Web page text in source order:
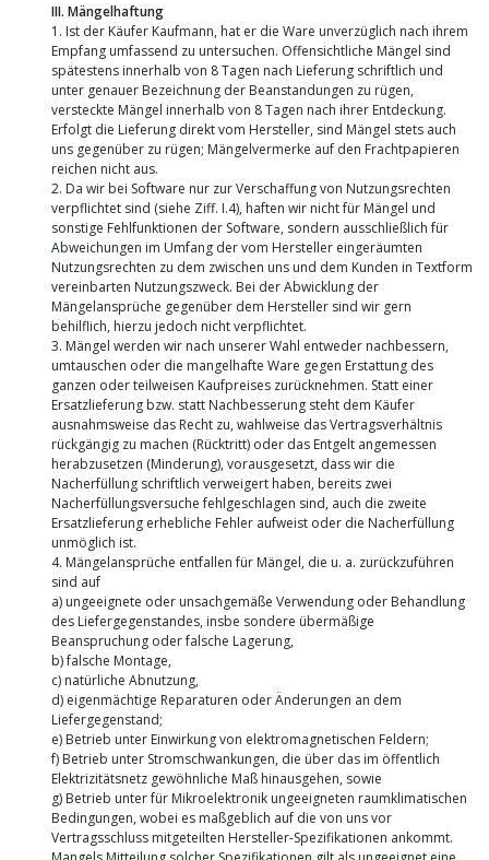
III. Mängelhaftung
1. Ist der Käufer Kaufmann, hat er die Ware unverzüglich nach ihrem
Empfang umfassend zu untersuchen. Offensichtliche Mängel sind
spätestens innerhalb von 8 Tagen nach Lieferung schriftlich und
unter genauer Bezeichnung der Beanstandungen zu rügen,
versteckte Mängel innerhalb von 8 Tagen nach ihrer Entdeckung.
Erfolgt die Lieferung direkt vom Hersteller, sind Mängel stets auch
uns gegenüber zu rügen; Mängelvermerke auf den Frachtpapieren
reichen nicht aus.
2. Da wir bei Software nur zur Verschaffung von Nutzungsrechten
verpflichtet sind (siehe Ziff. I.4), haften wir nicht für Mängel und
sonstige Fehlfunktionen der Software, sondern ausschließlich für
Abweichungen im Umfang der vom Hersteller eingeräumten
Nutzungsrechten zu dem zwischen uns und dem Kunden in Textform
vereinbarten Nutzungszweck. Bei der Abwicklung der
Mängelansprüche gegenüber dem Hersteller sind wir gern
behilflich, hierzu jedoch nicht verpflichtet.
3. Mängel werden wir nach unserer Wahl entweder nachbessern,
umtauschen oder die mangelhafte Ware gegen Erstattung des
ganzen oder teilweisen Kaufpreises zurücknehmen. Statt einer
Ersatzlieferung bzw. statt Nachbesserung steht dem Käufer
ausnahmsweise das Recht zu, wahlweise das Vertragsverhältnis
rückgängig zu machen (Rücktritt) oder das Entgelt angemessen
herabzusetzen (Minderung), vorausgesetzt, dass wir die
Nacherfüllung schriftlich verweigert haben, bereits zwei
Nacherfüllungsversuche fehlgeschlagen sind, auch die zweite
Ersatzlieferung erhebliche Fehler aufweist oder die Nacherfüllung
unmöglich ist.
4. Mängelansprüche entfallen für Mängel, die u. a. zurückzuführen
sind auf
a) ungeeignete oder unsachgemäße Verwendung oder Behandlung
des Liefergegenstandes, insbe sondere übermäßige
Beanspruchung oder falsche Lagerung,
b) falsche Montage,
c) natürliche Abnutzung,
d) eigenmächtige Reparaturen oder Änderungen an dem
Liefergegenstand;
e) Betrieb unter Einwirkung von elektromagnetischen Feldern;
f) Betrieb unter Stromschwankungen, die über das im öffentlich
Elektrizitätsnetz gewöhnliche Maß hinausgehen, sowie
g) Betrieb unter für Mikroelektronik ungeeigneten raumklimatischen
Bedingungen, wobei es maßgeblich auf die von uns vor
Vertragsschluss mitgeteilten Hersteller-Spezifikationen ankommt.